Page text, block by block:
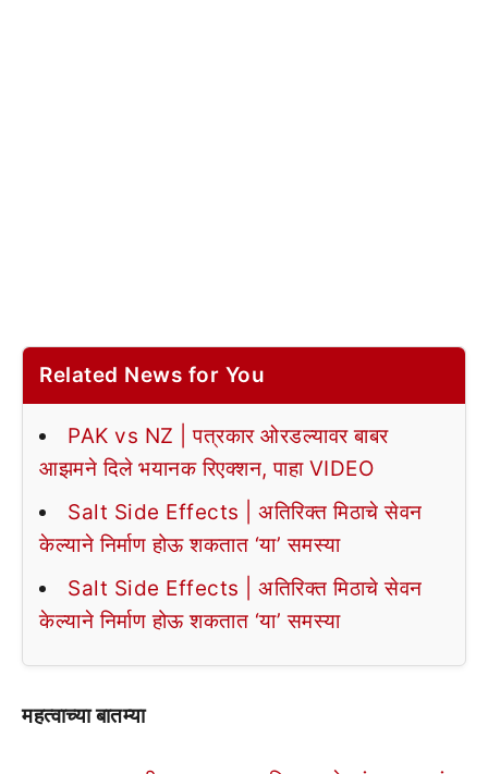
Related News for You
PAK vs NZ | पत्रकार ओरडल्यावर बाबर
आझमने दिले भयानक रिएक्शन, पाहा VIDEO
Salt Side Effects | अतिरिक्त मिठाचे सेवन
केल्याने निर्माण होऊ शकतात ‘या’ समस्या
Salt Side Effects | अतिरिक्त मिठाचे सेवन
केल्याने निर्माण होऊ शकतात ‘या’ समस्या
महत्वाच्या बातम्या